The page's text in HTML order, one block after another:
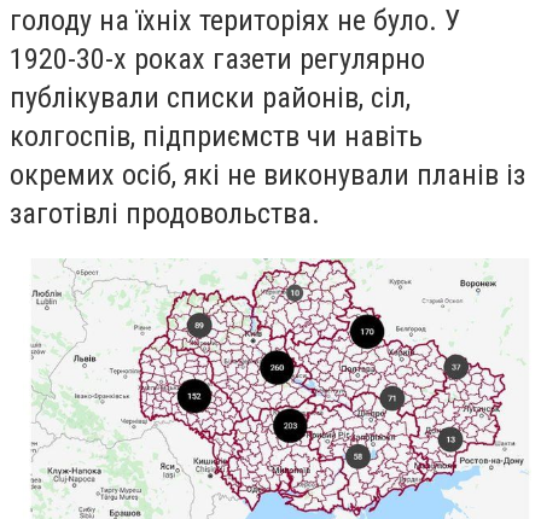
голоду на їхніх територіях не було. У
1920-30-х роках газети регулярно
публікували списки районів, сіл,
колгоспів, підприємств чи навіть
окремих осіб, які не виконували планів із
заготівлі продовольства.